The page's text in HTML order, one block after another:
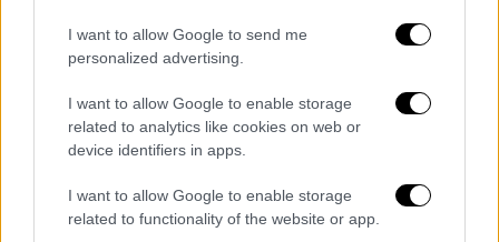
I want to allow Google to send me
personalized advertising.
I want to allow Google to enable storage
related to analytics like cookies on web or
device identifiers in apps.
I want to allow Google to enable storage
related to functionality of the website or app.
Διαβάστε ακόμη
Συνελήφθησαν δύο μέλη μαφίας στο
ξυλοδαρμοί και τα προσωνύμια «πίτμπουλ»
και «μπουλντόγκ»
Βίντεο-σοκ από το μακελειό σε σχολείο
στην Ταϊλάνδη: Η στιγμή που ο 14χρονος
ανοίγει πυρ - Στους 9 ανέβηκαν οι νεκροί